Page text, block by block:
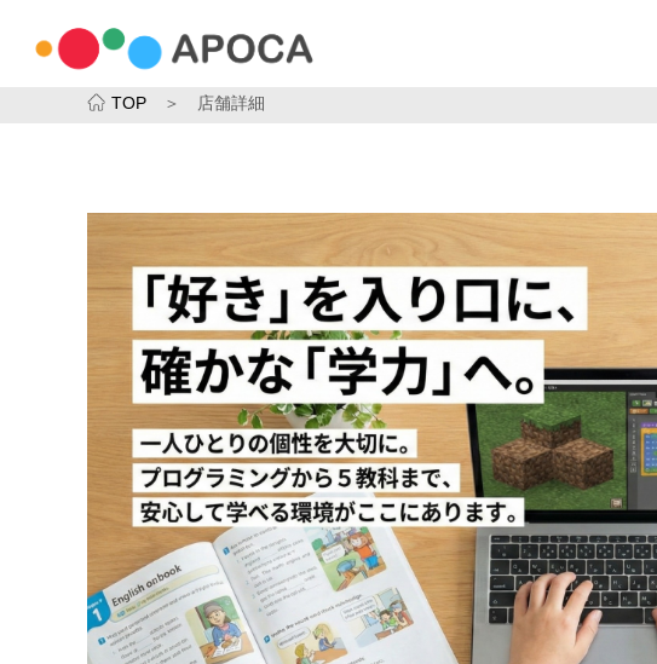
TOP ＞ 店舗詳細